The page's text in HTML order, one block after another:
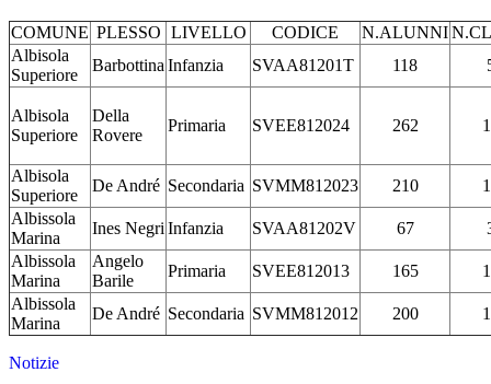
COMUNE PLESSO LIVELLO CODICE N.ALUNNI
Albisola
Superiore
Barbottina Infanzia SVAA81201T 118
Albisola
Superiore
Della
Rovere
Primaria SVEE812024 262
Albisola
Superiore
De André Secondaria SVMM812023 210
Albissola
Marina
Ines Negri Infanzia SVAA81202V 67
Albissola
Marina
Angelo
Barile
Primaria SVEE812013 165
Albissola
Marina
De André Secondaria SVMM812012 200
Notizie